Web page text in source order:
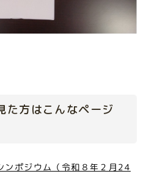
た方はこんなページ
ンポジウム（令和８年２月24